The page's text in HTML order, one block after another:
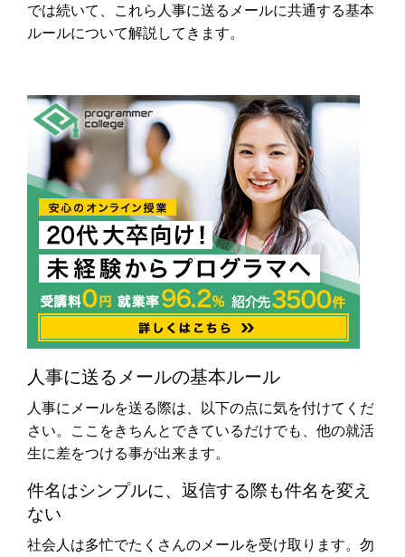
では続いて、これら人事に送るメールに共通する基本
ルールについて解説してきます。
人事に送るメールの基本ルール
人事にメールを送る際は、以下の点に気を付けてくだ
さい。ここをきちんとできているだけでも、他の就活
生に差をつける事が出来ます。
件名はシンプルに、返信する際も件名を変え
ない
社会人は多忙でたくさんのメールを受け取ります。勿